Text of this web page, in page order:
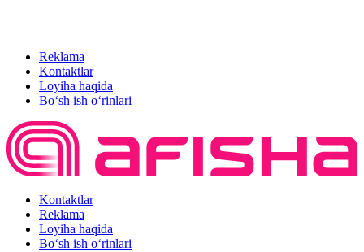
Reklama
Kontaktlar
Loyiha haqida
Bo‘sh ish o‘rinlari
Kontaktlar
Reklama
Loyiha haqida
Bo‘sh ish o‘rinlari